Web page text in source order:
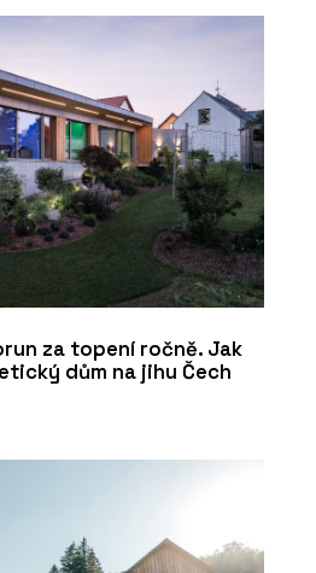
za topení ročně. Jak
dům na jihu Čech